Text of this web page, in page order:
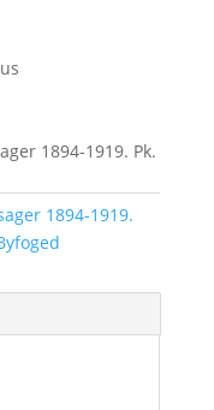
1894-1919. Pk.
1894-1919.